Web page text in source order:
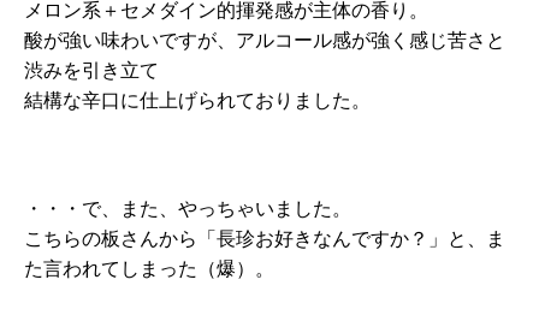
メロン系＋セメダイン的揮発感が主体の香り。
酸が強い味わいですが、アルコール感が強く感じ苦さと
渋みを引き立て
結構な辛口に仕上げられておりました。
・・・で、また、やっちゃいました。
こちらの板さんから「長珍お好きなんですか？」と、ま
た言われてしまった（爆）。